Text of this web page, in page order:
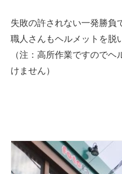
失敗の許されない一発勝負
職人さんもヘルメットを脱
（注：高所作業ですので
けません）